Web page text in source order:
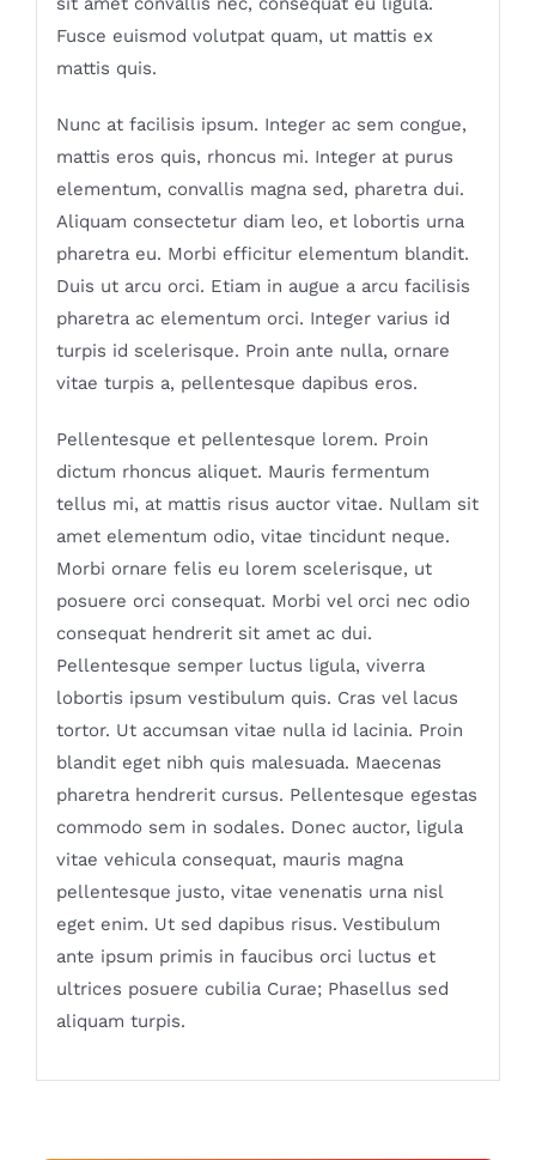
Fusce euismod volutpat quam, ut mattis ex
mattis quis.
Nunc at facilisis ipsum. Integer ac sem congue,
mattis eros quis, rhoncus mi. Integer at purus
elementum, convallis magna sed, pharetra dui.
Aliquam consectetur diam leo, et lobortis urna
pharetra eu. Morbi efficitur elementum blandit.
Duis ut arcu orci. Etiam in augue a arcu facilisis
pharetra ac elementum orci. Integer varius id
turpis id scelerisque. Proin ante nulla, ornare
vitae turpis a, pellentesque dapibus eros.
Pellentesque et pellentesque lorem. Proin
dictum rhoncus aliquet. Mauris fermentum
tellus mi, at mattis risus auctor vitae. Nullam sit
amet elementum odio, vitae tincidunt neque.
Morbi ornare felis eu lorem scelerisque, ut
posuere orci consequat. Morbi vel orci nec odio
consequat hendrerit sit amet ac dui.
Pellentesque semper luctus ligula, viverra
lobortis ipsum vestibulum quis. Cras vel lacus
tortor. Ut accumsan vitae nulla id lacinia. Proin
blandit eget nibh quis malesuada. Maecenas
pharetra hendrerit cursus. Pellentesque egestas
commodo sem in sodales. Donec auctor, ligula
vitae vehicula consequat, mauris magna
pellentesque justo, vitae venenatis urna nisl
eget enim. Ut sed dapibus risus. Vestibulum
ante ipsum primis in faucibus orci luctus et
ultrices posuere cubilia Curae; Phasellus sed
aliquam turpis.